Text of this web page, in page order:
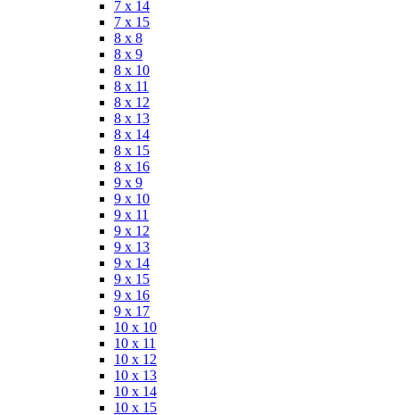
7 x 14
7 x 15
8 x 8
8 x 9
8 x 10
8 x 11
8 x 12
8 x 13
8 x 14
8 x 15
8 x 16
9 x 9
9 x 10
9 x 11
9 x 12
9 x 13
9 x 14
9 x 15
9 x 16
9 x 17
10 x 10
10 x 11
10 x 12
10 x 13
10 x 14
10 x 15